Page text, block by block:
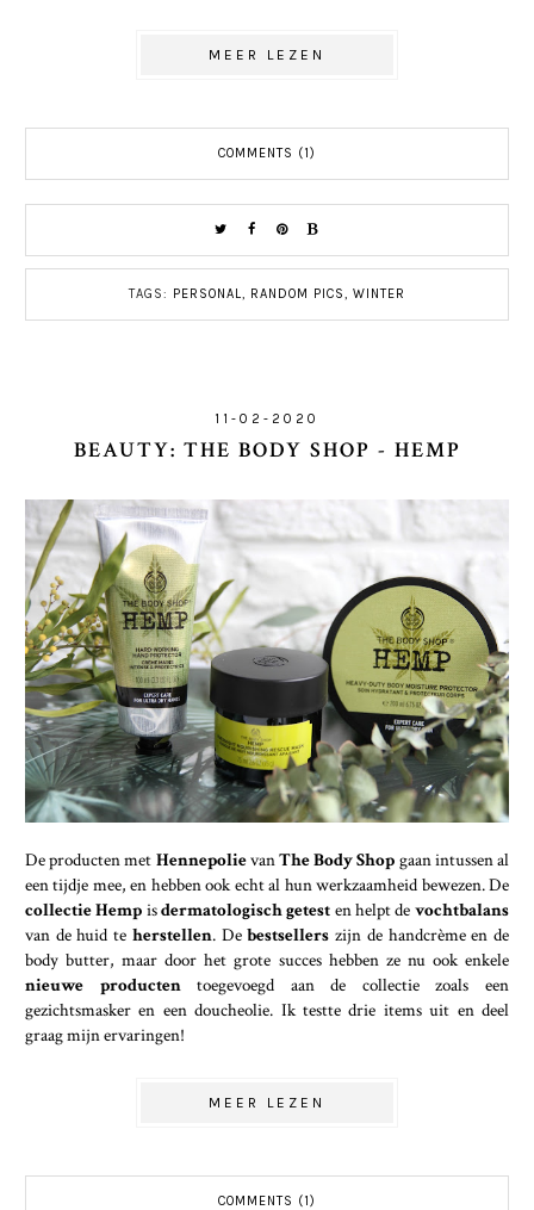
MEER LEZEN
COMMENTS (1)
TAGS: PERSONAL, RANDOM PICS, WINTER
11-02-2020
BEAUTY: THE BODY SHOP - HEMP
De producten met HennepolievanThe Body Shop gaan intussen al
een tijdje mee, en hebben ook echt al hun werkzaamheid bewezen. De
collectie Hemp isdermatologisch getest en helpt de vochtbalans
van de huid te herstellen. Debestsellerszijn de handcrème en de
body butter, maar door het grote succes hebben ze nu ook enkele
nieuwe productentoegevoegd aan de collectie zoals een
gezichtsmasker en een doucheolie. Ik testte drie items uit en deel
graag mijn ervaringen!
MEER LEZEN
COMMENTS (1)